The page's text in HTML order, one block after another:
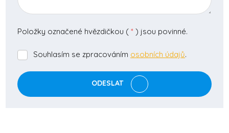
Položky označené hvězdičkou ( * ) jsou povinné.
Souhlasím
zpracováním
osobních
údajů.
Souhlasím se zpracováním osobních údajů.
ODESLAT